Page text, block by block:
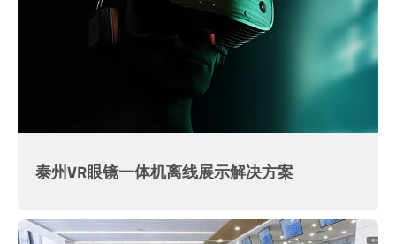
泰州VR眼镜一体机离线展示解决方案